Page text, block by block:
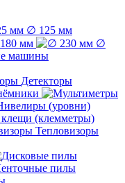
∅ 125 мм
мм
∅
машины
Детекторы
(уровни)
Тепловизоры
пилы